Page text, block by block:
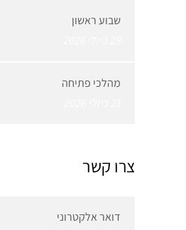
שבוע ראשון
מהלכי פתיחה
צרו קשר
דואר אלקטרוני